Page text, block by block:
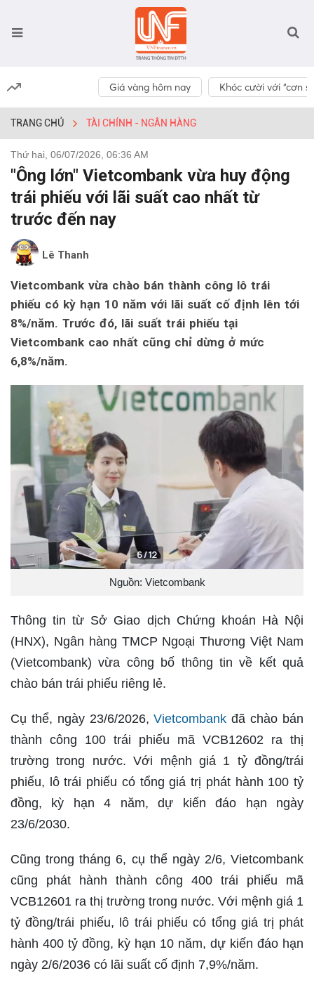
Giá vàng hôm nay Khóc cười với “cơn
TRANG CHỦ TÀI CHÍNH - NGÂN HÀNG
Thứ hai, 06/07/2026, 06:36 AM
"Ông lớn" Vietcombank vừa huy động
trái phiếu với lãi suất cao nhất từ
trước đến nay
Lê Thanh
Vietcombank vừa chào bán thành công lô trái
phiếu có kỳ hạn 10 năm với lãi suất cố định lên tới
8%/năm. Trước đó, lãi suất trái phiếu tại
Vietcombank cao nhất cũng chỉ dừng ở mức
6,8%/năm.
Nguồn: Vietcombank
Thông tin từ Sở Giao dịch Chứng khoán Hà Nội
(HNX), Ngân hàng TMCP Ngoại Thương Việt Nam
(Vietcombank) vừa công bố thông tin về kết quả
chào bán trái phiếu riêng lẻ.
Cụ thể, ngày 23/6/2026,Vietcombank đã chào bán
thành công 100 trái phiếu mã VCB12602 ra thị
trường trong nước. Với mệnh giá 1 tỷ đồng/trái
phiếu, lô trái phiếu có tổng giá trị phát hành 100 tỷ
đồng, kỳ hạn 4 năm, dự kiến đáo hạn ngày
23/6/2030.
Cũng trong tháng 6, cụ thể ngày 2/6, Vietcombank
cũng phát hành thành công 400 trái phiếu mã
VCB12601 ra thị trường trong nước. Với mệnh giá 1
tỷ đồng/trái phiếu, lô trái phiếu có tổng giá trị phát
hành 400 tỷ đồng, kỳ hạn 10 năm, dự kiến đáo hạn
ngày 2/6/2036 có lãi suất cố định 7,9%/năm.